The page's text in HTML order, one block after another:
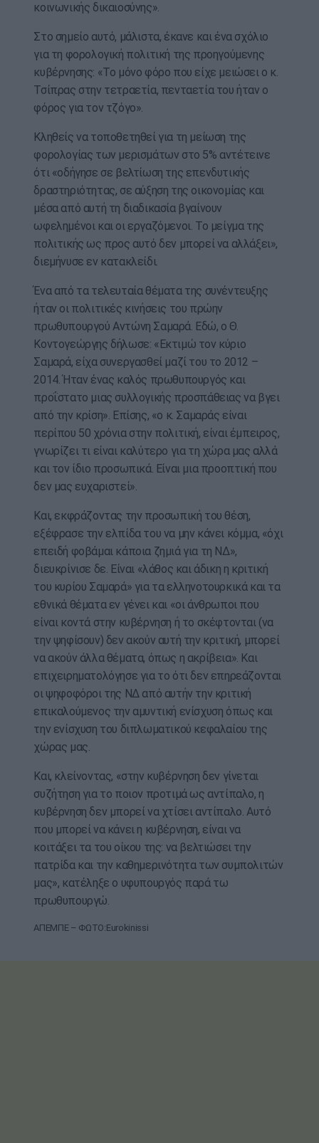
κοινωνικής δικαιοσύνης».
Στο σημείο αυτό, μάλιστα, έκανε και ένα σχόλιο
για τη φορολογική πολιτική της προηγούμενης
κυβέρνησης: «Το μόνο φόρο που είχε μειώσει ο κ.
Τσίπρας στην τετραετία, πενταετία του ήταν ο
φόρος για τον τζόγο».
Κληθείς να τοποθετηθεί για τη μείωση της
φορολογίας των μερισμάτων στο 5% αντέτεινε
ότι «οδήγησε σε βελτίωση της επενδυτικής
δραστηριότητας, σε αύξηση της οικονομίας και
μέσα από αυτή τη διαδικασία βγαίνουν
ωφελημένοι και οι εργαζόμενοι. Το μείγμα της
πολιτικής ως προς αυτό δεν μπορεί να αλλάξει»,
διεμήνυσε εν κατακλείδι.
Ένα από τα τελευταία θέματα της συνέντευξης
ήταν οι πολιτικές κινήσεις του πρώην
πρωθυπουργού Αντώνη Σαμαρά. Εδώ, ο Θ.
Κοντογεώργης δήλωσε: «Εκτιμώ τον κύριο
Σαμαρά, είχα συνεργασθεί μαζί του το 2012 –
2014. Ήταν ένας καλός πρωθυπουργός και
προΐστατο μιας συλλογικής προσπάθειας να βγει
από την κρίση». Επίσης, «ο κ. Σαμαράς είναι
περίπου 50 χρόνια στην πολιτική, είναι έμπειρος,
γνωρίζει τι είναι καλύτερο για τη χώρα μας αλλά
και τον ίδιο προσωπικά. Είναι μια προοπτική που
δεν μας ευχαριστεί».
Και, εκφράζοντας την προσωπική του θέση,
εξέφρασε την ελπίδα του να μην κάνει κόμμα, «όχι
επειδή φοβάμαι κάποια ζημιά για τη ΝΔ»,
διευκρίνισε δε. Είναι «λάθος και άδικη η κριτική
του κυρίου Σαμαρά» για τα ελληνοτουρκικά και τα
εθνικά θέματα εν γένει και «οι άνθρωποι που
είναι κοντά στην κυβέρνηση ή το σκέφτονται (να
την ψηφίσουν) δεν ακούν αυτή την κριτική, μπορεί
να ακούν άλλα θέματα, όπως η ακρίβεια». Και
επιχειρηματολόγησε για το ότι δεν επηρεάζονται
οι ψηφοφόροι της ΝΔ από αυτήν την κριτική
επικαλούμενος την αμυντική ενίσχυση όπως και
την ενίσχυση του διπλωματικού κεφαλαίου της
χώρας μας.
Και, κλείνοντας, «στην κυβέρνηση δεν γίνεται
συζήτηση για το ποιον προτιμά ως αντίπαλο, η
κυβέρνηση δεν μπορεί να χτίσει αντίπαλο. Αυτό
που μπορεί να κάνει η κυβέρνηση, είναι να
κοιτάξει τα του οίκου της: να βελτιώσει την
πατρίδα και την καθημερινότητα των συμπολιτών
μας», κατέληξε ο υφυπουργός παρά τω
πρωθυπουργώ.
ΑΠΕΜΠΕ – ΦΩΤΟ:Eurokinissi